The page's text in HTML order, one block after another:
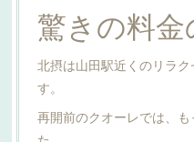
驚きの料金
北摂は山田駅近くのリラ
す。
再開前のクオーレでは、